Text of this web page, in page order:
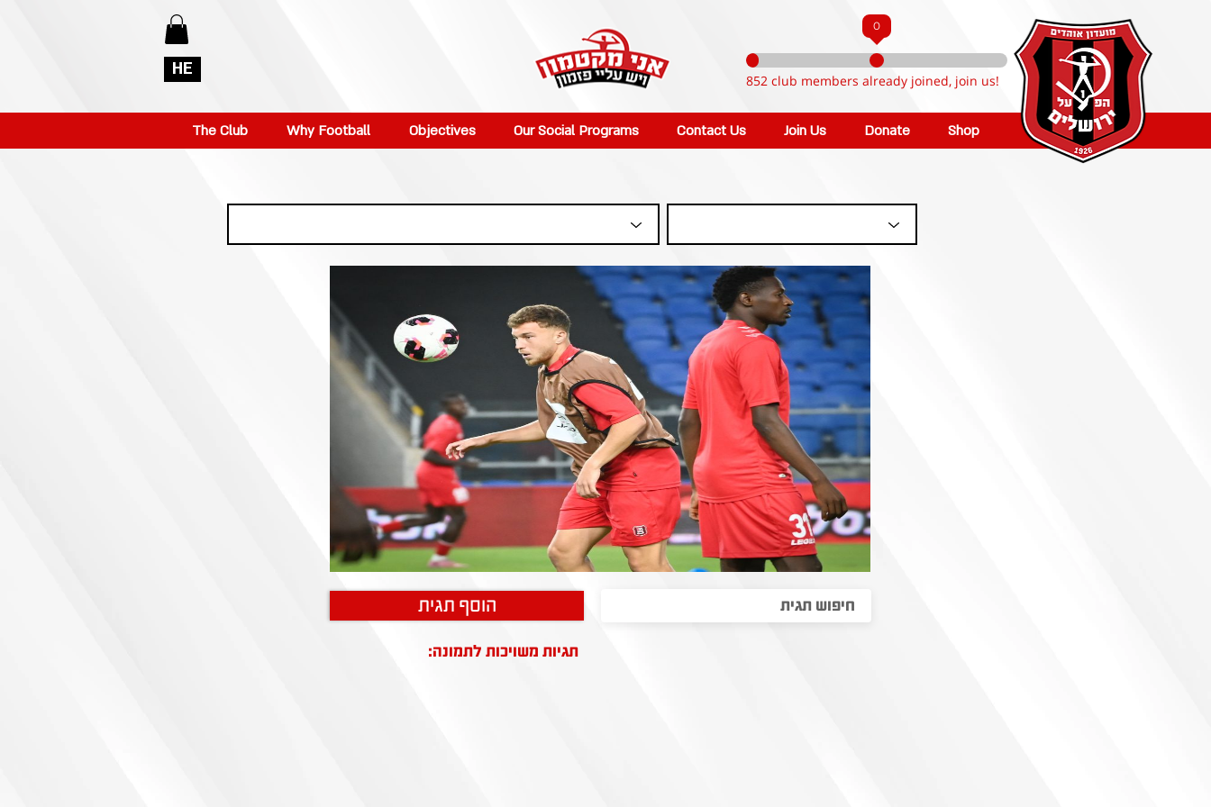
HE
0
852 club members already joined, join us!
The Club Why Football Objectives Our Social Programs Contact Us Join Us Donate Shop
הוסף תגית
תגיות משויכות לתמונה: